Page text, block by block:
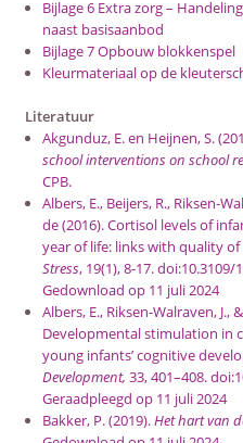
Bijlage 6 Extra zorg –
naast basisaanbod
Bijlage 7 Opbouw blokkenspel
Kleurmateriaal op de
Literatuur
Akgunduz, E. en Heijnen, S.
school interventions on school
CPB.
Albers, E., Beijers, R., Riksen-
de (2016). Cortisol levels of
year of life: links with quality
Stress, 19(1), 8-17. doi:10.3109/
Gedownload op 11 juli 2024
Albers, E., Riksen-Walraven, J.,
Developmental stimulation in
young infants’ cognitive
Development, 33, 401–408.
Geraadpleegd op 11 juli 2024
Bakker, P. (2019).Het hart van